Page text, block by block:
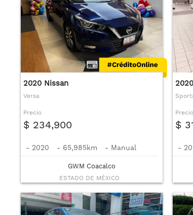
2020 Nissan
Versa
Precio
$ 234,900
- 2020 - 65,985km - Manual
GWM Coacalco
ESTADO DE MÉXICO
Precio
$
-